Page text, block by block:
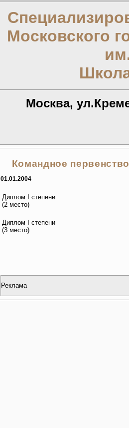
Московского
Москва,
Командное
01.01.2004
Диплом I степени
(2 место)
Диплом I степени
(3 место)
Реклама